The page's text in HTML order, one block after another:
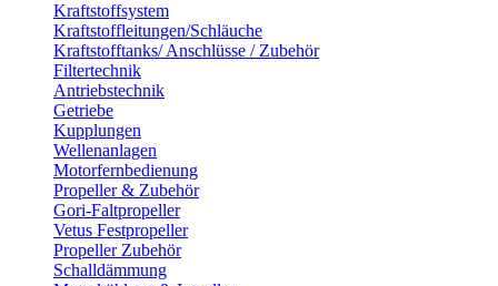
Kraftstoffsystem
Kraftstoffleitungen/Schläuche
Kraftstofftanks/ Anschlüsse / Zubehör
Filtertechnik
Antriebstechnik
Getriebe
Kupplungen
Wellenanlagen
Motorfernbedienung
Propeller & Zubehör
Gori-Faltpropeller
Vetus Festpropeller
Propeller Zubehör
Schalldämmung